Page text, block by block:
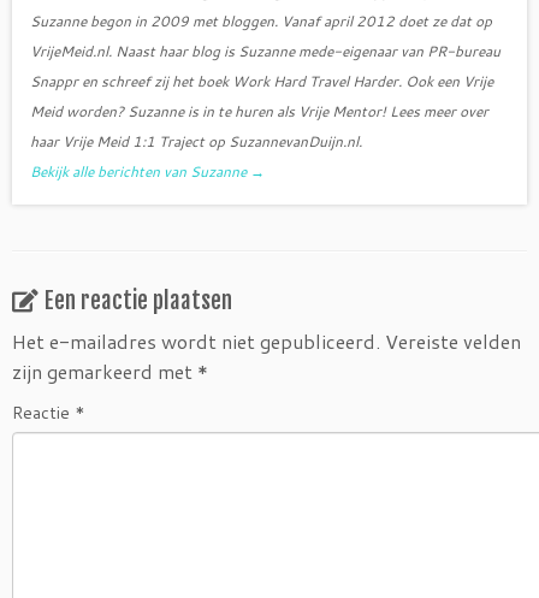
Suzanne begon in 2009 met bloggen. Vanaf april 2012 doet ze dat op
VrijeMeid.nl. Naast haar blog is Suzanne mede-eigenaar van PR-bureau
Snappr en schreef zij het boek Work Hard Travel Harder. Ook een Vrije
Meid worden? Suzanne is in te huren als Vrije Mentor! Lees meer over
haar Vrije Meid 1:1 Traject op SuzannevanDuijn.nl.
Bekijk alle berichten van Suzanne →
Een reactie plaatsen
Het e-mailadres wordt niet gepubliceerd. Vereiste velden
zijn gemarkeerd met *
Reactie *